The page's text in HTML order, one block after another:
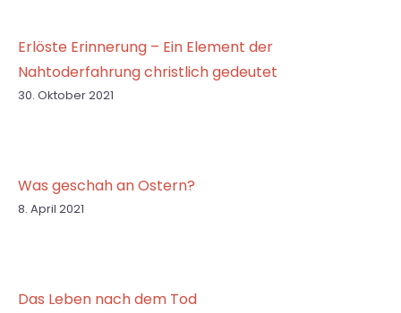
Erlöste Erinnerung – Ein Element der
Nahtoderfahrung christlich gedeutet
30. Oktober 2021
Was geschah an Ostern?
8. April 2021
Das Leben nach dem Tod